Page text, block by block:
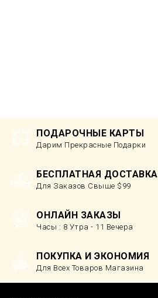
ПОДАРОЧНЫЕ КАРТЫ
Дарим Прекрасные Подарки
БЕСПЛАТНАЯ ДОСТАВКА
Для Заказов Свыше $99
ОНЛАЙН ЗАКАЗЫ
Часы : 8 Утра - 11 Вечера
ПОКУПКА И ЭКОНОМИЯ
Для Всех Товаров Магазина